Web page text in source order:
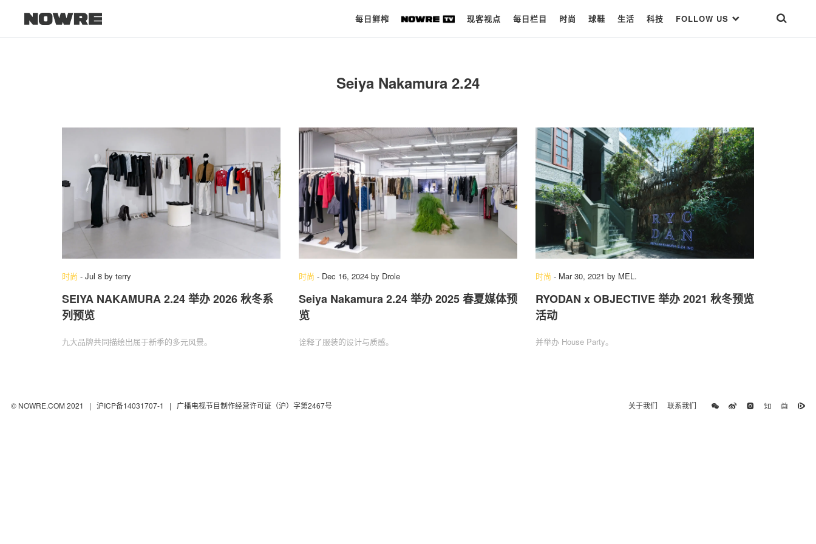
每日鲜榨 现客视点 每日栏目 时尚 球鞋 生活 科技 FOLLOW US
每日栏目
时 尚
球 鞋
生 活
Seiya Nakamura 2.24
时尚 - Jul 8 by terry
SEIYA NAKAMURA 2.24 举办 2026 秋冬系
列预览
九大品牌共同描绘出属于新季的多元风景。
时尚 - Dec 16, 2024 by Drole
Seiya Nakamura 2.24 举办 2025 春夏媒体预
览
诠释了服装的设计与质感。
时尚 - Mar 30, 2021 by MEL.
RYODAN x OBJECTIVE 举办 2021 秋冬预览
活动
并举办 House Party。
© NOWRE.COM 2021 | 沪ICP备14031707-1 | 广播电视节目制作经营许可证（沪）字第2467号 关于我们 联系我们